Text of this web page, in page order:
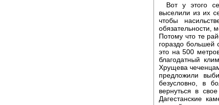
Вот у этого
выселили из их
чтобы
обязательности,
Потому что те
гораздо большей
это на 500
благодатный
Хрущева
предложили
безусловно, в
вернуться в
Дагестанские